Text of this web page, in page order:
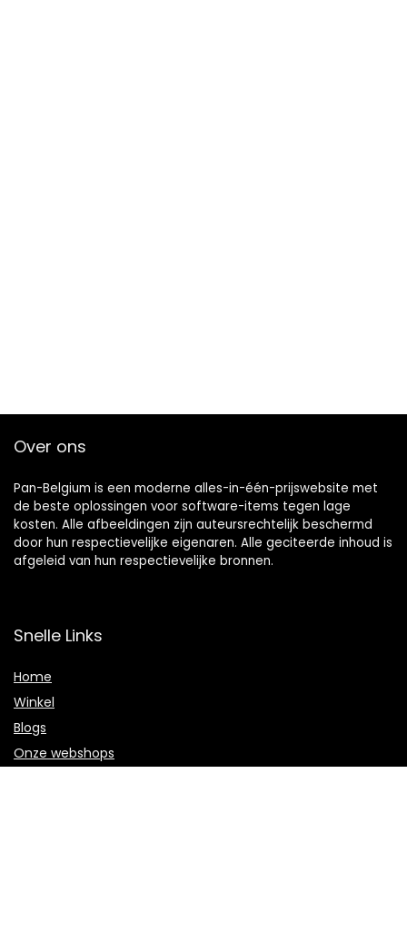
Over ons
Pan-Belgium is een moderne alles-in-één-prijswebsite met
de beste oplossingen voor software-items tegen lage
kosten. Alle afbeeldingen zijn auteursrechtelijk beschermd
door hun respectievelijke eigenaren. Alle geciteerde inhoud is
afgeleid van hun respectievelijke bronnen.
Snelle Links
Home
Winkel
Blogs
Onze webshops